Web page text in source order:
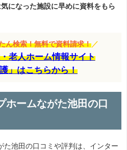
気になった施設に早めに資料をもら
ん検索！無料で資料請求！ ／
老人ホーム情報サイト
」はこちらから！
ホームながた池田の口
た池田の口コミや評判は、インター